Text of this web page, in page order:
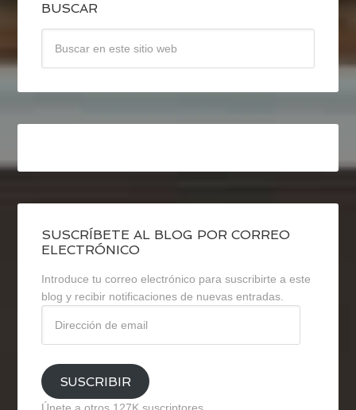
BUSCAR
SUSCRÍBETE AL BLOG POR CORREO
ELECTRÓNICO
Introduce tu correo electrónico para suscribirte a este
blog y recibir notificaciones de nuevas entradas.
email
SUSCRIBIR